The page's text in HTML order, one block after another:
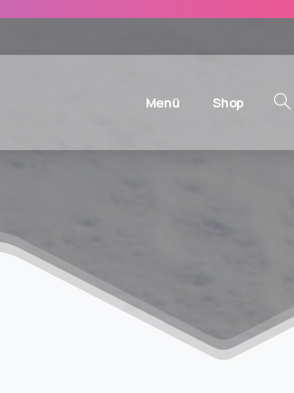
Menü Shop